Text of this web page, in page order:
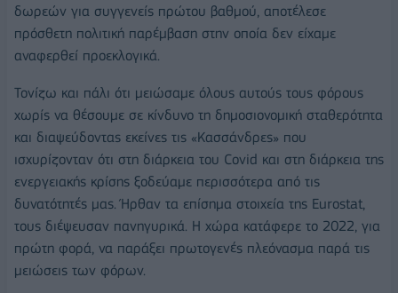
δωρεών για συγγενείς πρώτου βαθμού, αποτέλεσε
πρόσθετη πολιτική παρέμβαση στην οποία δεν είχαμε
αναφερθεί προεκλογικά.
Τονίζω και πάλι ότι μειώσαμε όλους αυτούς τους φόρους
χωρίς να θέσουμε σε κίνδυνο τη δημοσιονομική σταθερότητα
και διαψεύδοντας εκείνες τις «Κασσάνδρες» που
ισχυρίζονταν ότι στη διάρκεια του Covid και στη διάρκεια της
ενεργειακής κρίσης ξοδεύαμε περισσότερα από τις
δυνατότητές μας. Ήρθαν τα επίσημα στοιχεία της Eurostat,
τους διέψευσαν πανηγυρικά. Η χώρα κατάφερε το 2022, για
πρώτη φορά, να παράξει πρωτογενές πλεόνασμα παρά τις
μειώσεις των φόρων.